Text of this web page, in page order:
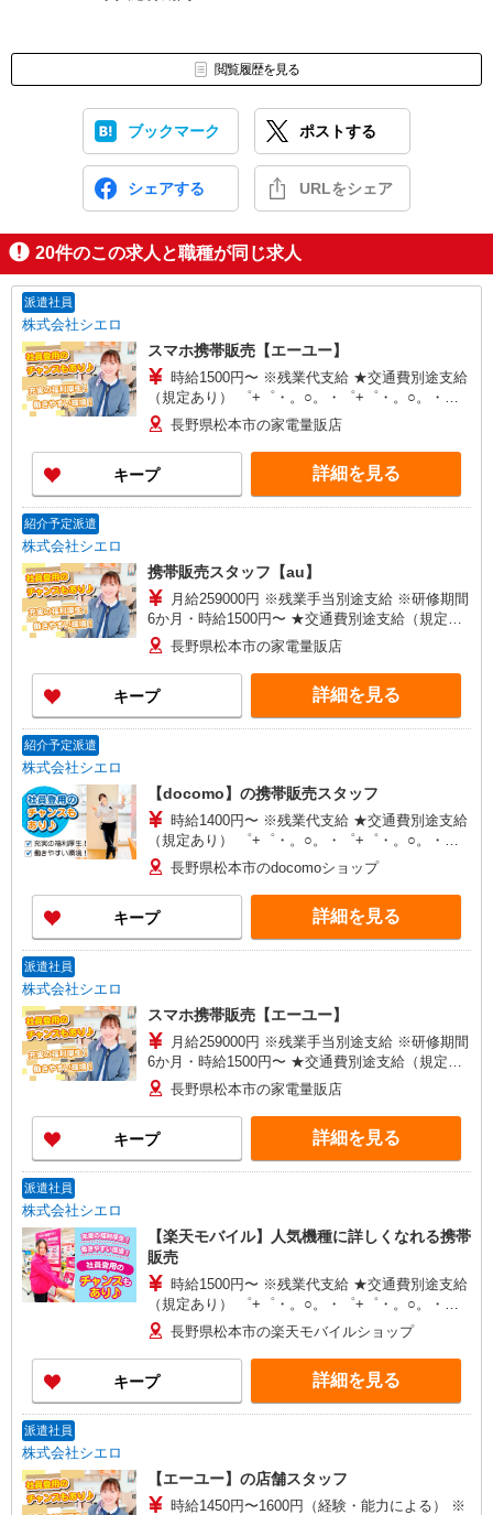
閲覧履歴を見る
ブックマーク ポストする
シェアする URLをシェア
20件のこの求人と職種が同じ求人
派遣社員
株式会社シエロ
スマホ携帯販売【エーユー】
時給1500円〜 ※残業代支給 ★交通費別途支給
（規定あり） ゜+゜・。○。・゜+゜・。○。・゜
+゜ 入社祝い金10万円支給(規定有) お友達を紹介
頂くと, インセンティブ支給(規定有) ★月2回払
い・週払い可能（規程有）★ ゜・。○。・゜
+゜・。○。・゜+゜
長野県松本市の家電量販店
キープ 詳細を見る
紹介予定派遣
株式会社シエロ
携帯販売スタッフ【au】
月給259000円 ※残業手当別途支給 ※研修期間
6か月・時給1500円〜 ★交通費別途支給（規定あ
り） ゜+゜・。○。・゜+゜・。○。・゜+゜ 入社
祝い金10万円支給(規定有) お友達を紹介頂くと, イ
ンセンティブ支給(規定有) ゜・。○。・゜+゜・。
○。・゜+゜
長野県松本市の家電量販店
キープ 詳細を見る
紹介予定派遣
株式会社シエロ
【docomo】の携帯販売スタッフ
時給1400円〜 ※残業代支給 ★交通費別途支給
（規定あり） ゜+゜・。○。・゜+゜・。○。・゜
+゜ 入社祝い金10万円支給(規定有) お友達を紹介
頂くと, インセンティブ支給(規定有) ★月2回払
い・週払い可能（規程有）★ ゜・。○。・゜
+゜・。○。・゜+゜
長野県松本市のdocomoショップ
キープ 詳細を見る
派遣社員
株式会社シエロ
スマホ携帯販売【エーユー】
月給259000円 ※残業手当別途支給 ※研修期間
6か月・時給1500円〜 ★交通費別途支給（規定あ
り） ゜+゜・。○。・゜+゜・。○。・゜+゜ 入社
祝い金10万円支給(規定有) お友達を紹介頂くと, イ
ンセンティブ支給(規定有) ゜・。○。・゜+゜・。
○。・゜+゜
長野県松本市の家電量販店
キープ 詳細を見る
派遣社員
株式会社シエロ
【楽天モバイル】人気機種に詳しくなれる携帯
販売
時給1500円〜 ※残業代支給 ★交通費別途支給
（規定あり） ゜+゜・。○。・゜+゜・。○。・゜
+゜ 入社祝い金10万円支給(規定有) お友達を紹介
頂くと, インセンティブ支給(規定有) ★月2回払
い・週払い可能（規程有）★ ゜・。○。・゜
+゜・。○。・゜+゜
長野県松本市の楽天モバイルショップ
キープ 詳細を見る
派遣社員
株式会社シエロ
【エーユー】の店舗スタッフ
時給1450円〜1600円（経験・能力による） ※